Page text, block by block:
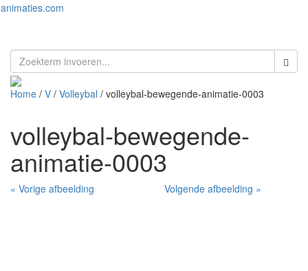
animaties.com
Home / V / Volleybal / volleybal-bewegende-animatie-0003
volleybal-bewegende-
animatie-0003
« Vorige afbeelding Volgende afbeelding »